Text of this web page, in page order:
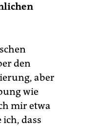
den
aber
wie
mir etwa
dass